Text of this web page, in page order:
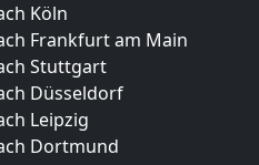
Köln
Frankfurt am Main
Stuttgart
Düsseldorf
Leipzig
Dortmund